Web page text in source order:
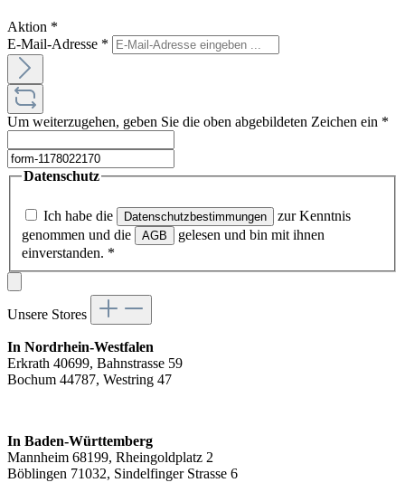
Aktion *
E-Mail-Adresse *
Um weiterzugehen, geben Sie die oben abgebildeten Zeichen ein *
Datenschutz
Ich habe die Datenschutzbestimmungen
zur Kenntnis
genommen und die
AGB
gelesen und bin mit ihnen
einverstanden. *
Unsere Stores
In Nordrhein-Westfalen
Erkrath 40699, Bahnstrasse 59
Bochum 44787, Westring 47
In Baden-Württemberg
Mannheim 68199, Rheingoldplatz 2
Böblingen 71032, Sindelfinger Strasse 6